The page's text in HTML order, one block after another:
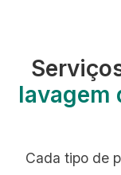
lavagem
Cada tipo de